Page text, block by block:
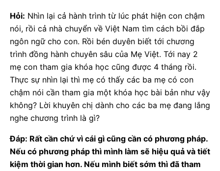
Hỏi: Nhìn lại cả hành trình từ lúc phát hiện con chậm
nói, rồi cả nhà chuyển về Việt Nam tìm cách bồi đắp
ngôn ngữ cho con. Rồi bén duyên biết tới chương
trình đồng hành chuyên sâu của Mẹ Việt. Tới nay 2
mẹ con tham gia khóa học cũng được 4 tháng rồi.
Thực sự nhìn lại thì mẹ có thấy các ba mẹ có con
chậm nói cần tham gia một khóa học bài bản như vậy
không? Lời khuyên chị dành cho các ba mẹ đang lắng
nghe chương trình là gì?
Đáp: Rất cần chứ vì cái gì cũng cần có phương pháp.
Nếu có phương pháp thì mình làm sẽ hiệu quả và tiết
kiệm thời gian hơn. Nếu mình biết sớm thì đã tham